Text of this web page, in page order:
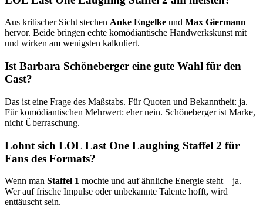
Aus kritischer Sicht stechen Anke Engelke und Max Giermann
hervor. Beide bringen echte komödiantische Handwerkskunst mit
und wirken am wenigsten kalkuliert.
Ist Barbara Schöneberger eine gute Wahl für den
Cast?
Das ist eine Frage des Maßstabs. Für Quoten und Bekanntheit: ja.
Für komödiantischen Mehrwert: eher nein. Schöneberger ist Marke,
nicht Überraschung.
Lohnt sich LOL Last One Laughing Staffel 2 für
Fans des Formats?
Wenn man Staffel 1 mochte und auf ähnliche Energie steht – ja.
Wer auf frische Impulse oder unbekannte Talente hofft, wird
enttäuscht sein.